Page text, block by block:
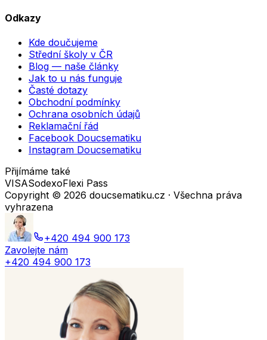
Odkazy
Kde doučujeme
Střední školy v ČR
Blog — naše články
Jak to u nás funguje
Časté dotazy
Obchodní podmínky
Ochrana osobních údajů
Reklamační řád
Facebook Doucsematiku
Instagram Doucsematiku
Přijímáme také
VISASodexoFlexi Pass
Copyright © 2026 doucsematiku.cz · Všechna práva
vyhrazena
+420 494 900 173
Zavolejte nám
+420 494 900 173